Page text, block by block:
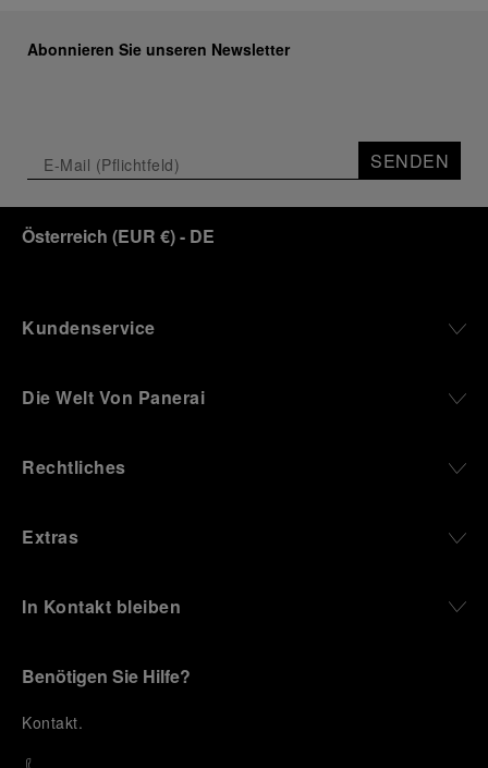
Abonnieren Sie unseren Newsletter
SENDEN
Österreich (EUR €)- DE
Kundenservice
Die Welt Von Panerai
Rechtliches
Extras
In Kontakt bleiben
Benötigen Sie Hilfe?
Kontakt.